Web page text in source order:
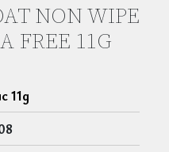
NON WIPE
FREE 11G
11g